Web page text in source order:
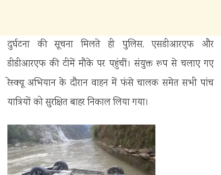
दुर्घटना की सूचना मिलते ही पुलिस, एसडीआरएफ और
डीडीआरएफ की टीमें मौके पर पहुंचीं। संयुक्त रूप से चलाए गए
रेस्क्यू अभियान के दौरान वाहन में फंसे चालक समेत सभी पांच
यात्रियों को सुरक्षित बाहर निकाल लिया गया।